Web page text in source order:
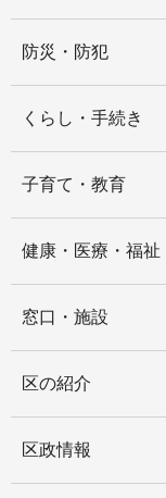
防災・防犯
くらし・手続き
子育て・教育
健康・医療・福祉
窓口・施設
区の紹介
区政情報